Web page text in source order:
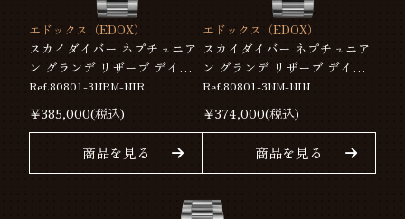
エドックス（EDOX）
スカイダイバー ネプチュニア
ン グランデ リザーブ デイト
オートマティック 80801-
3NRM-NIR
Ref.80801-3NRM-NIR
￥385,000(税込)
商品を見る
エドックス（EDOX）
スカイダイバー ネプチュニア
ン グランデ リザーブ デイト
オートマティック 80801-
3NM-NIN
Ref.80801-3NM-NIN
￥374,000(税込)
商品を見る